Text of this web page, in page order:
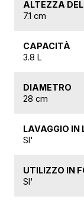
ALTEZZA
7.1 cm
CAPACITÀ
3.8 L
DIAMETRO
28 cm
LAVAGGIO IN
SI'
UTILIZZO IN
SI'